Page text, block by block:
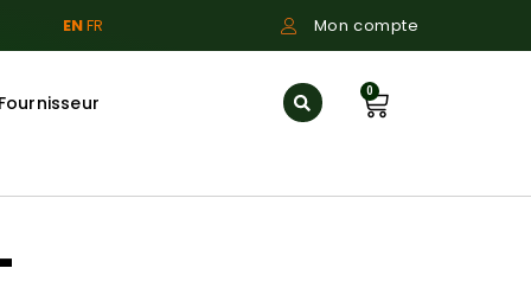
ENFR Mon compte
0